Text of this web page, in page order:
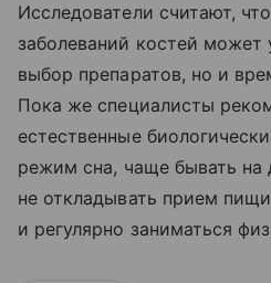
Исследователи считают,
заболеваний костей может
выбор препаратов, но и
Пока же специалисты
естественные
режим сна, чаще бывать на
не откладывать прием
и регулярно заниматься